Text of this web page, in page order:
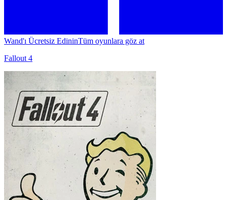
Wand'ı Ücretsiz EdininTüm oyunlara göz at
Fallout 4